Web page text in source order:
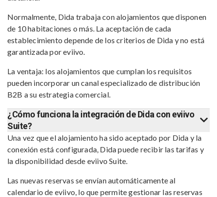
Normalmente, Dida trabaja con alojamientos que disponen
de 10 habitaciones o más. La aceptación de cada
establecimiento depende de los criterios de Dida y no está
garantizada por eviivo.
La ventaja: los alojamientos que cumplan los requisitos
pueden incorporar un canal especializado de distribución
B2B a su estrategia comercial.
¿Cómo funciona la integración de Dida con eviivo
Suite?
Una vez que el alojamiento ha sido aceptado por Dida y la
conexión está configurada, Dida puede recibir las tarifas y
la disponibilidad desde eviivo Suite.
Las nuevas reservas se envían automáticamente al
calendario de eviivo, lo que permite gestionar las reservas